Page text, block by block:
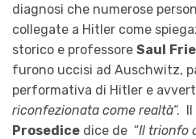
diagnosi che numerose
collegate a Hitler come
storico e professore Saul
furono uccisi ad Auschwitz,
performativa di Hitler e
riconfezionata come realtà“.
Prosedice dice de “Il trionfo